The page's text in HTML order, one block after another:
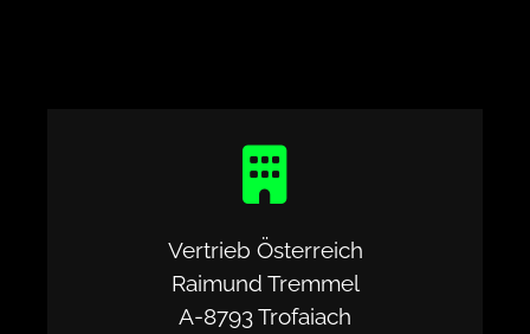
Vertrieb Österreich
Raimund Tremmel
A-8793 Trofaiach